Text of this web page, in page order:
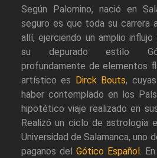
Según Palomino, nació en
seguro es que toda su carrera
allí, ejerciendo un amplio
su depurado estilo
profundamente de elementos
artístico es Dirck Bouts,
haber contemplado en los
hipotético viaje realizado en
Realizó un ciclo de astrología
Universidad de Salamanca, uno
paganos del Gótico Español.